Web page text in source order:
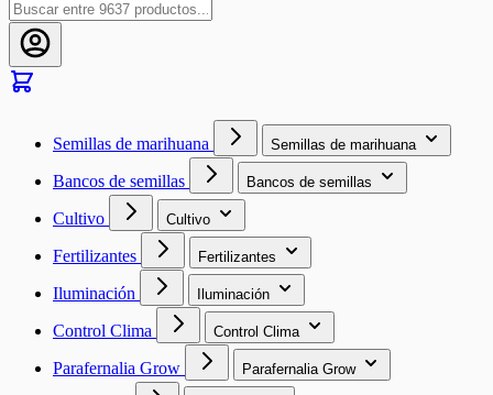
Semillas de marihuana Semillas de marihuana
Bancos de semillas Bancos de semillas
Cultivo Cultivo
Fertilizantes Fertilizantes
Iluminación Iluminación
Control Clima Control Clima
Parafernalia Grow Parafernalia Grow